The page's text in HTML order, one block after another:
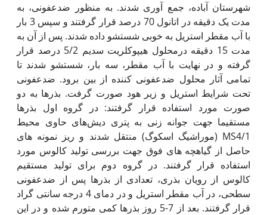
شهرستان آباده، جمع آوری شدند. به منظور ضدعفونی، به
مدت یک دقیقه در اتانول 70 درصد قرار گرفتند و سپس 3 بار
با آب مقطر استریل به خوبی شستشو داده شدند. پس از آن به
مدت 15 دقیقه درمحلول هیپوکلریت سدیم 5/2 درصد قرار
گرفته و در نهایت با آب مقطر، سه بار، شستشو شدند تا
تمامی آثار محلول ضدعفونی کننده از بین برود. ضدعفونی
تحت شرایط استریل و زیر هود صورت گرفت. بذرها به دو
صورت مورد استفاده قرار گرفتند: در گروه اول بذرها
مستقیما جهت جوانه زنی به پتری دیش‌های حاوی محیط
MS4/1 (موراشیگ اسکوگ) منتقل شدند و ریز نمونه های
حاصل از گیاه‏چه های فوق جهت بررسی تولید کالوس مورد
استفاده قرار گرفتند. در گروه دوم برای تولید مستقیم
کالوس از رویان بذری، تعدادی از بذرها پس از ضدعفونی
سطحی، در آب مقطر استریل و در دمای 4 درجه سانتی گراد
قرار گرفتند. بعد از 7-5 روز بذرها کمی متورم شده و در این